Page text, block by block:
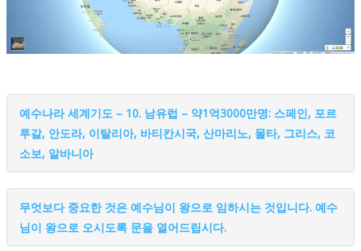
예수나라 세계기도 – 10. 남유럽 – 약1억3000만명: 스페인, 포르
투갈, 안도라, 이탈리아, 바티칸시국, 산마리노, 몰타, 그리스, 코
소보, 알바니아
무엇보다 중요한 것은 예수님이 왕으로 임하시는 것입니다. 예수
님이 왕으로 오시도록 문을 열어드립시다.